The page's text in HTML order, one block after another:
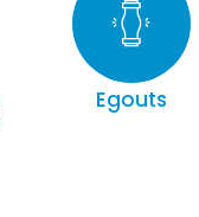
Egouts